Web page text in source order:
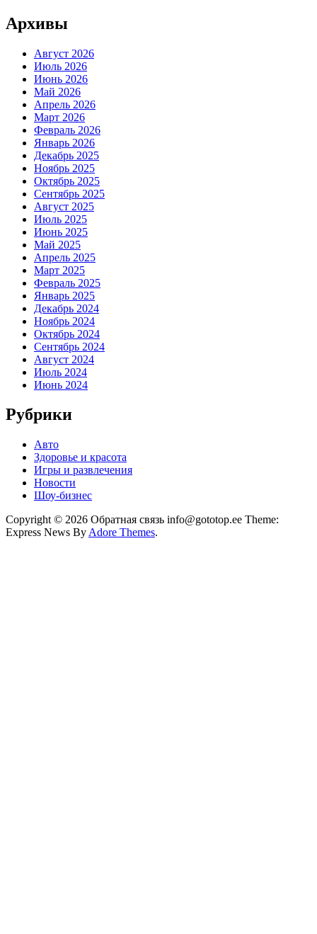
Архивы
Август 2026
Июль 2026
Июнь 2026
Май 2026
Апрель 2026
Март 2026
Февраль 2026
Январь 2026
Декабрь 2025
Ноябрь 2025
Октябрь 2025
Сентябрь 2025
Август 2025
Июль 2025
Июнь 2025
Май 2025
Апрель 2025
Март 2025
Февраль 2025
Январь 2025
Декабрь 2024
Ноябрь 2024
Октябрь 2024
Сентябрь 2024
Август 2024
Июль 2024
Июнь 2024
Рубрики
Авто
Здоровье и красота
Игры и развлечения
Новости
Шоу-бизнес
Copyright © 2026 Обратная связь info@gototop.ee Theme:
Express News By Adore Themes.